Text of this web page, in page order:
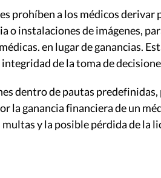
prohíben a los médicos
instalaciones de imágenes,
en lugar de ganancias.
de la toma de
dentro de pautas
ganancia financiera de un
y la posible pérdida de la